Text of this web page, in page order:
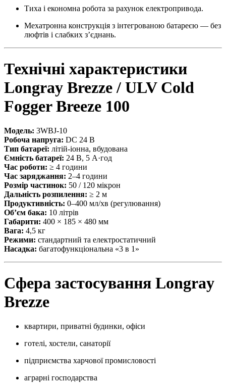
Тиха і економна робота за рахунок електропривода.
Мехатронна конструкція з інтегрованою батареєю — без
люфтів і слабких з’єднань.
Технічні характеристики
Longray Brezze / ULV Cold
Fogger Breeze 100
Модель: 3WBJ-10
Робоча напруга: DC 24 В
Тип батареї: літій-іонна, вбудована
Ємність батареї: 24 В, 5 А·год
Час роботи: ≥ 4 години
Час заряджання: 2–4 години
Розмір частинок: 50 / 120 мікрон
Дальність розпилення: ≥ 2 м
Продуктивність: 0–400 мл/хв (регулювання)
Об’єм бака: 10 літрів
Габарити: 400 × 185 × 480 мм
Вага: 4,5 кг
Режими: стандартний та електростатичний
Насадка: багатофункціональна «3 в 1»
Сфера застосування Longray
Brezze
квартири, приватні будинки, офіси
готелі, хостели, санаторії
підприємства харчової промисловості
аграрні господарства